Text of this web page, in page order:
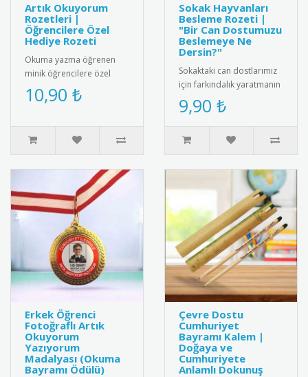
Artık Okuyorum
Rozetleri |
Öğrencilere Özel
Hediye Rozeti
Okuma yazma öğrenen
minik öğrencilere özel
olarak tasarlanmış "Artık
Okuyorum" rozetleri ile bu
10,90 ₺
Sokak Hayvanları
Besleme Rozeti |
"Bir Can Dostumuzu
Beslemeye Ne
Dersin?"
Sokaktaki can dostlarımız
için farkındalık yaratmanın
en sevimli yolu! Üzerindeki
"Bir Can Dostumuzu..
9,90 ₺
Erkek Öğrenci
Fotoğraflı Artık
Okuyorum
Yazıyorum
Madalyası (Okuma
Bayramı Ödülü)
Çevre Dostu
Cumhuriyet
Bayramı Kalem |
Doğaya ve
Cumhuriyete
Anlamlı Dokunuş